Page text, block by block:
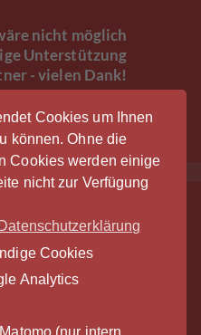
Cookies um Ihnen
können. Ohne die
Cookies werden einige
nicht zur Verfügung
Cookies
Analytics
(nur intern
nicht möglich
Unterstützung
- vielen Dank!